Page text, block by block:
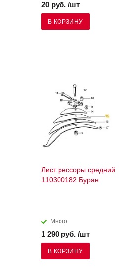
20 руб. /шт
В КОРЗИНУ
Лист рессоры средний
110300182 Буран
Много
1 290 руб. /шт
В КОРЗИНУ